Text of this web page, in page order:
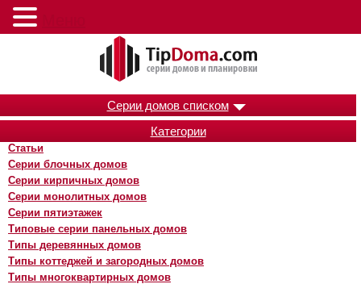
Серии домов списком
Категории
Статьи
Серии блочных домов
Серии кирпичных домов
Серии монолитных домов
Серии пятиэтажек
Типовые серии панельных домов
Типы деревянных домов
Типы коттеджей и загородных домов
Типы многоквартирных домов